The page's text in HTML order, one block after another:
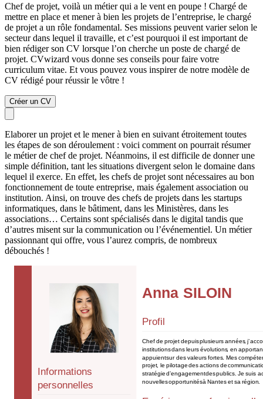
Chef de projet, voilà un métier qui a le vent en poupe ! Chargé de
mettre en place et mener à bien les projets de l’entreprise, le chargé
de projet a un rôle fondamental. Ses missions peuvent varier selon le
secteur dans lequel il travaille, et c’est pourquoi il est important de
bien rédiger son CV lorsque l’on cherche un poste de chargé de
projet. CVwizard vous donne ses conseils pour faire votre
curriculum vitae. Et vous pouvez vous inspirer de notre modèle de
CV rédigé pour réussir le vôtre !
Créer un CV
Elaborer un projet et le mener à bien en suivant étroitement toutes
les étapes de son déroulement : voici comment on pourrait résumer
le métier de chef de projet. Néanmoins, il est difficile de donner une
simple définition, tant les situations divergent selon le domaine dans
lequel il exerce. En effet, les chefs de projet sont nécessaires au bon
fonctionnement de toute entreprise, mais également association ou
institution. Ainsi, on trouve des chefs de projets dans les startups
informatiques, dans le bâtiment, dans les Ministères, dans les
associations… Certains sont spécialisés dans le digital tandis que
d’autres misent sur la communication ou l’événementiel. Un métier
passionnant qui offre, vous l’aurez compris, de nombreux
débouchés !